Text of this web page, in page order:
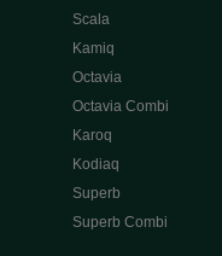
Scala
Kamiq
Octavia
Octavia Combi
Karoq
Kodiaq
Superb
Superb Combi